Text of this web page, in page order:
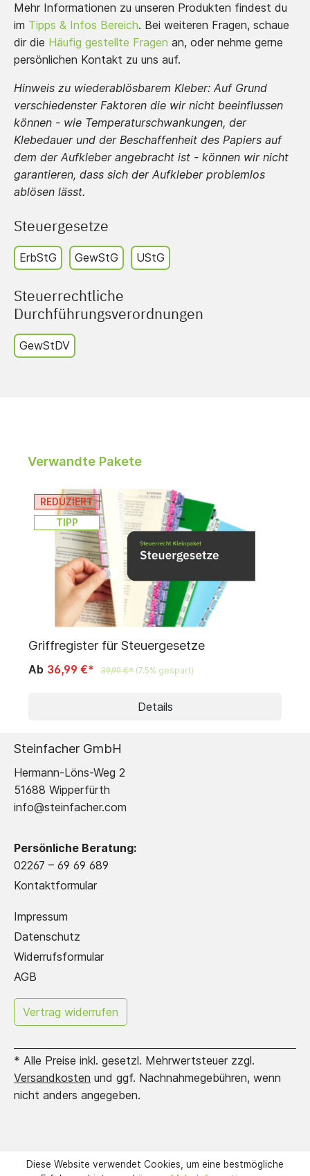
Mehr Informationen zu unseren Produkten findest du
im Tipps & Infos Bereich. Bei weiteren Fragen, schaue
dir die Häufig gestellte Fragen an, oder nehme gerne
persönlichen Kontakt zu uns auf.
Hinweis zu wiederablösbarem Kleber: Auf Grund
verschiedenster Faktoren die wir nicht beeinflussen
können - wie Temperaturschwankungen, der
Klebedauer und der Beschaffenheit des Papiers auf
dem der Aufkleber angebracht ist - können wir nicht
garantieren, dass sich der Aufkleber problemlos
ablösen lässt.
Steuergesetze
ErbStG GewStG UStG
Steuerrechtliche
Durchführungsverordnungen
GewStDV
Verwandte Pakete
REDUZIERT
TIPP
Griffregister für Steuergesetze
Ab 36,99 €* 39,99 €* (7.5% gespart)
Details
Steinfacher GmbH
Hermann-Löns-Weg 2
51688 Wipperfürth
info@steinfacher.com
Persönliche Beratung:
02267 – 69 69 689
Kontaktformular
Impressum
Datenschutz
Widerrufsformular
AGB
Vertrag widerrufen
* Alle Preise inkl. gesetzl. Mehrwertsteuer zzgl.
Versandkosten und ggf. Nachnahmegebühren, wenn
nicht anders angegeben.
Diese Website verwendet Cookies, um eine bestmögliche